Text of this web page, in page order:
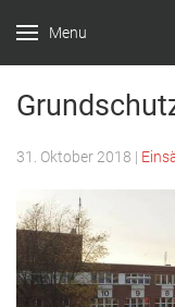
Menu
31. Oktober 2018 |